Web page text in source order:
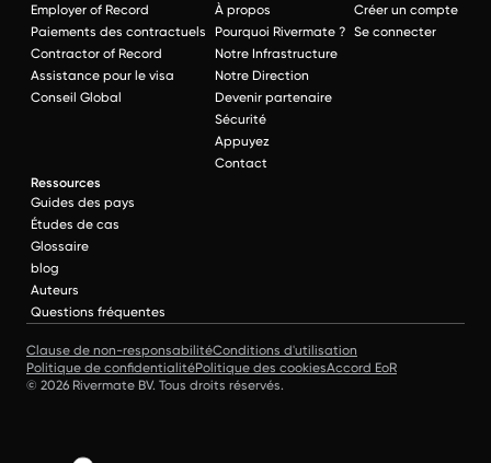
Employer of Record
Paiements des contractuels
Contractor of Record
Assistance pour le visa
Conseil Global
À propos
Pourquoi Rivermate ?
Notre Infrastructure
Notre Direction
Devenir partenaire
Sécurité
Appuyez
Contact
Créer un compte
Se connecter
Ressources
Guides des pays
Études de cas
Glossaire
blog
Auteurs
Questions fréquentes
Clause de non-responsabilitéConditions d'utilisation
Politique de confidentialitéPolitique des cookiesAccord EoR
© 2026 Rivermate BV. Tous droits réservés.